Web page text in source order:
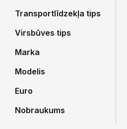
Transportlīdzekļa tips
Virsbūves tips
Marka
Modelis
Euro
Nobraukums